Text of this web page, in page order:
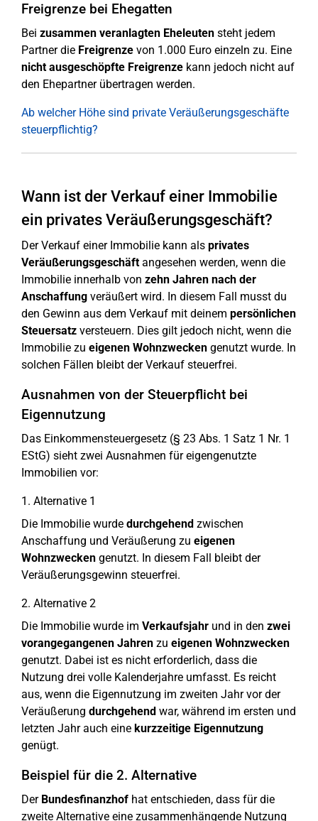
Freigrenze bei Ehegatten
Bei zusammen veranlagten Eheleuten steht jedem
Partner die Freigrenze von 1.000 Euro einzeln zu. Eine
nicht ausgeschöpfte Freigrenze kann jedoch nicht auf
den Ehepartner übertragen werden.
Ab welcher Höhe sind private Veräußerungsgeschäfte
steuerpflichtig?
Wann ist der Verkauf einer Immobilie
ein privates Veräußerungsgeschäft?
Der Verkauf einer Immobilie kann als privates
Veräußerungsgeschäftangesehen werden, wenn die
Immobilie innerhalb von zehn Jahren nach der
Anschaffung veräußert wird. In diesem Fall musst du
den Gewinn aus dem Verkauf mit deinem persönlichen
Steuersatz versteuern. Dies gilt jedoch nicht, wenn die
Immobilie zu eigenen Wohnzwecken genutzt wurde. In
solchen Fällen bleibt der Verkauf steuerfrei.
Ausnahmen von der Steuerpflicht bei
Eigennutzung
Das Einkommensteuergesetz (§ 23 Abs. 1 Satz 1 Nr. 1
EStG) sieht zwei Ausnahmen für eigengenutzte
Immobilien vor:
1. Alternative 1
Die Immobilie wurde durchgehend zwischen
Anschaffung und Veräußerung zu eigenen
Wohnzwecken genutzt. In diesem Fall bleibt der
Veräußerungsgewinn steuerfrei.
2. Alternative 2
Die Immobilie wurde im Verkaufsjahr und in den zwei
vorangegangenen Jahren zu eigenen Wohnzwecken
genutzt. Dabei ist es nicht erforderlich, dass die
Nutzung drei volle Kalenderjahre umfasst. Es reicht
aus, wenn die Eigennutzung im zweiten Jahr vor der
Veräußerung durchgehend war, während im ersten und
letzten Jahr auch eine kurzzeitige Eigennutzung
genügt.
Beispiel für die 2. Alternative
Der Bundesfinanzhof hat entschieden, dass für die
zweite Alternative eine zusammenhängende Nutzung